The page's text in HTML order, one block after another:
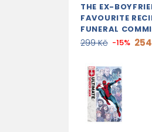
THE EX-
FAVOURITE
FUNERAL
299 Kč -15%